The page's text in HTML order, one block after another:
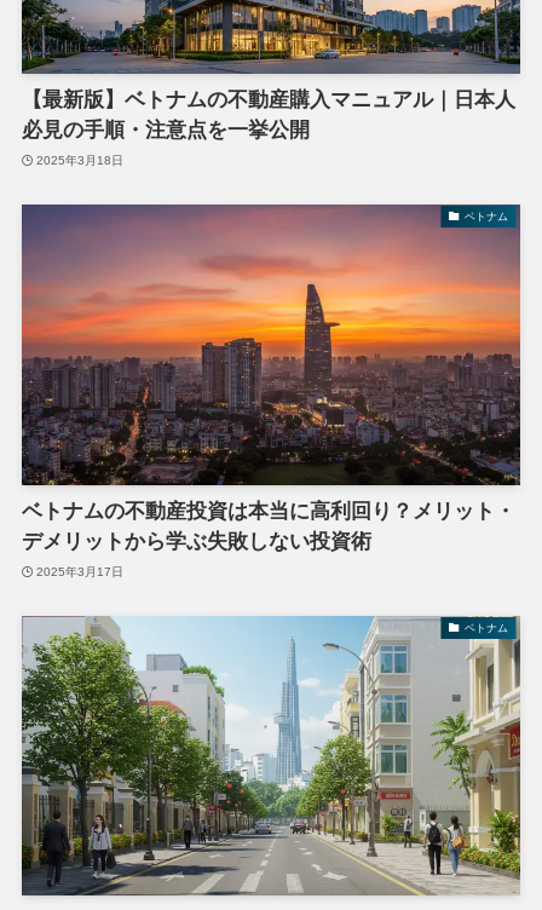
【最新版】ベトナムの不動産購入マニュアル｜日本人
必見の手順・注意点を一挙公開
2025年3月18日
ベトナム
ベトナムの不動産投資は本当に高利回り？メリット・
デメリットから学ぶ失敗しない投資術
2025年3月17日
ベトナム